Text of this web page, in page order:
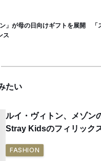
ン」が母の日向けギフトを展開 「
ス
たい
ルイ・ヴィトン、メゾン
Stray Kidsのフィリック
FASHION